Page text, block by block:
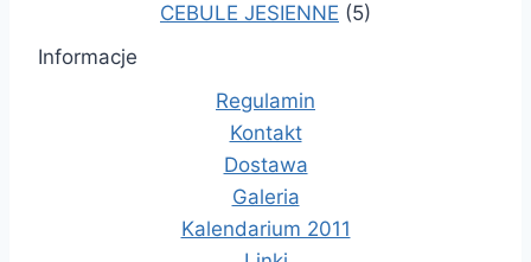
CEBULE JESIENNE (5)
Informacje
Regulamin
Kontakt
Dostawa
Galeria
Kalendarium 2011